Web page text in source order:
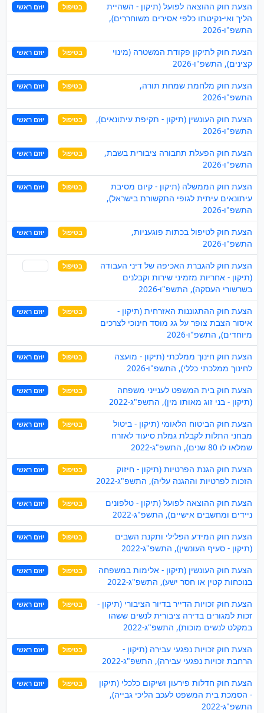
הצעת חוק ההוצאה לפועל (תיקון - השהיית
הליך ואי-נקיטתו כלפי אסירים משוחררים),
התשפ"ו-2026
בטיפול יוזם ראשי
הצעת חוק לתיקון פקודת המשטרה (מינוי
קצינים), התשפ"ו-2026
בטיפול יוזם ראשי
הצעת חוק מלחמת שמחת תורה,
התשפ"ו-2026
בטיפול יוזם ראשי
הצעת חוק העונשין (תיקון - תקיפת עיתונאים),
התשפ"ו-2026
בטיפול יוזם ראשי
הצעת חוק הפעלת תחבורה ציבורית בשבת,
התשפ"ו-2026
בטיפול יוזם ראשי
הצעת חוק הממשלה (תיקון - קיום מסיבת
עיתונאים עיתית לגופי התקשורת בישראל),
התשפ"ו-2026
בטיפול יוזם ראשי
הצעת חוק לטיפול בכתות פוגעניות,
התשפ"ו-2026
בטיפול יוזם ראשי
הצעת חוק להגברת האכיפה של דיני העבודה
(תיקון - אחריות מזמיני שירות וקבלנים
בשרשורי העסקה), התשפ"ו-2026
בטיפול
הצעת חוק ההתגוננות האזרחית (תיקון -
איסור הצבת צופר על גג מוסד חינוכי לצרכים
מיוחדים), התשפ"ו-2026
בטיפול יוזם ראשי
הצעת חוק חינוך ממלכתי (תיקון - מועצה
לחינוך ממלכתי כללי), התשפ"ו-2026
בטיפול יוזם ראשי
הצעת חוק בית המשפט לענייני משפחה
(תיקון - בני זוג מאותו מין), התשפ"ג-2022
בטיפול יוזם ראשי
הצעת חוק הביטוח הלאומי (תיקון - ביטול
מבחני התלות לקבלת גמלת סיעוד לאזרח
שמלאו לו 80 שנים), התשפ"ג-2022
בטיפול יוזם ראשי
הצעת חוק הגנת הפרטיות (תיקון - חיזוק
הזכות לפרטיות וההגנה עליה), התשפ"ג-2022
בטיפול יוזם ראשי
הצעת חוק ההוצאה לפועל (תיקון - טלפונים
ניידים ומחשבים אישיים), התשפ"ג-2022
בטיפול יוזם ראשי
הצעת חוק המידע הפלילי ותקנת השבים
(תיקון - סעיף העונשין), התשפ"ג-2022
בטיפול יוזם ראשי
הצעת חוק העונשין (תיקון - אלימות במשפחה
בנוכחות קטין או חסר ישע), התשפ"ג-2022
בטיפול יוזם ראשי
הצעת חוק זכויות הדייר בדיור הציבורי (תיקון -
זכות למגורים בדירה ציבורית לנשים ששהו
במקלט לנשים מוכות), התשפ"ג-2022
בטיפול יוזם ראשי
הצעת חוק זכויות נפגעי עבירה (תיקון -
הרחבת זכויות נפגעי עבירה), התשפ"ג-2022
בטיפול יוזם ראשי
הצעת חוק חדלות פירעון ושיקום כלכלי (תיקון
- הסמכת בית המשפט לעכב הליכי גבייה),
התשפ"ג-2022
בטיפול יוזם ראשי